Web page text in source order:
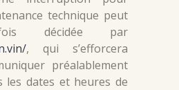
technique peut
décidée par
, qui s’efforcera
préalablement
les dates et heures de